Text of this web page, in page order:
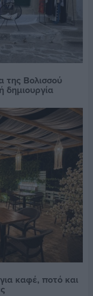
της Βολισσού
δημιουργία
καφέ, ποτό και